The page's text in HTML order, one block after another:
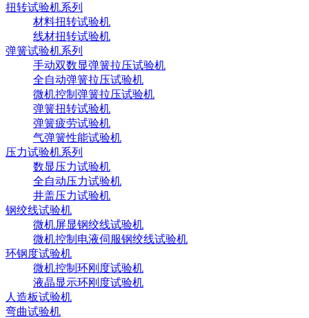
扭转试验机系列
材料扭转试验机
线材扭转试验机
弹簧试验机系列
手动双数显弹簧拉压试验机
全自动弹簧拉压试验机
微机控制弹簧拉压试验机
弹簧扭转试验机
弹簧疲劳试验机
气弹簧性能试验机
压力试验机系列
数显压力试验机
全自动压力试验机
井盖压力试验机
钢绞线试验机
微机屏显钢绞线试验机
微机控制电液伺服钢绞线试验机
环钢度试验机
微机控制环刚度试验机
液晶显示环刚度试验机
人造板试验机
弯曲试验机